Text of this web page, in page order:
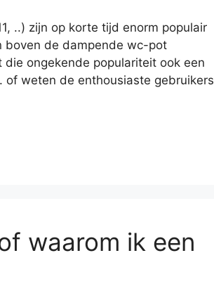
..) zijn op korte tijd enorm populair
boven de dampende wc-pot
ongekende populariteit ook een
weten de enthousiaste gebruikers
waarom ik een